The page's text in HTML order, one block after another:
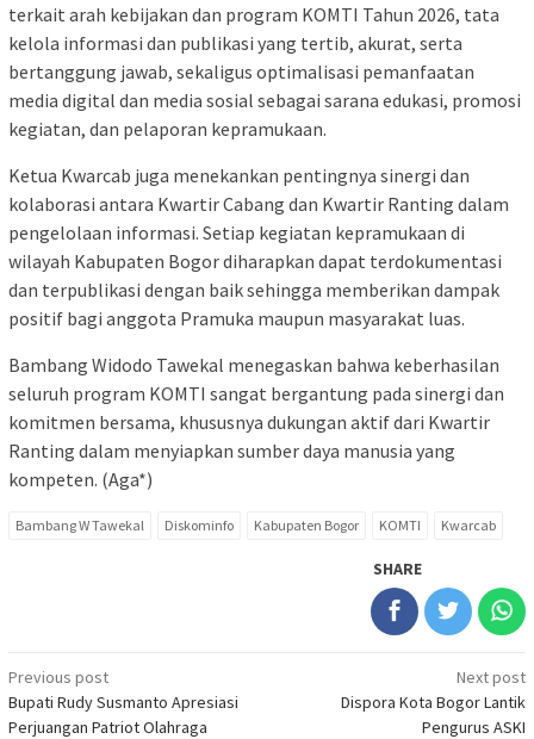
terkait arah kebijakan dan program KOMTI Tahun 2026, tata
kelola informasi dan publikasi yang tertib, akurat, serta
bertanggung jawab, sekaligus optimalisasi pemanfaatan
media digital dan media sosial sebagai sarana edukasi, promosi
kegiatan, dan pelaporan kepramukaan.
Ketua Kwarcab juga menekankan pentingnya sinergi dan
kolaborasi antara Kwartir Cabang dan Kwartir Ranting dalam
pengelolaan informasi. Setiap kegiatan kepramukaan di
wilayah Kabupaten Bogor diharapkan dapat terdokumentasi
dan terpublikasi dengan baik sehingga memberikan dampak
positif bagi anggota Pramuka maupun masyarakat luas.
Bambang Widodo Tawekal menegaskan bahwa keberhasilan
seluruh program KOMTI sangat bergantung pada sinergi dan
komitmen bersama, khususnya dukungan aktif dari Kwartir
Ranting dalam menyiapkan sumber daya manusia yang
kompeten. (Aga*)
Bambang W Tawekal Diskominfo Kabupaten Bogor KOMTI Kwarcab
SHARE
Post
navigation
Previous post
Bupati Rudy Susmanto Apresiasi
Perjuangan Patriot Olahraga
Next post
Dispora Kota Bogor Lantik
Pengurus ASKI